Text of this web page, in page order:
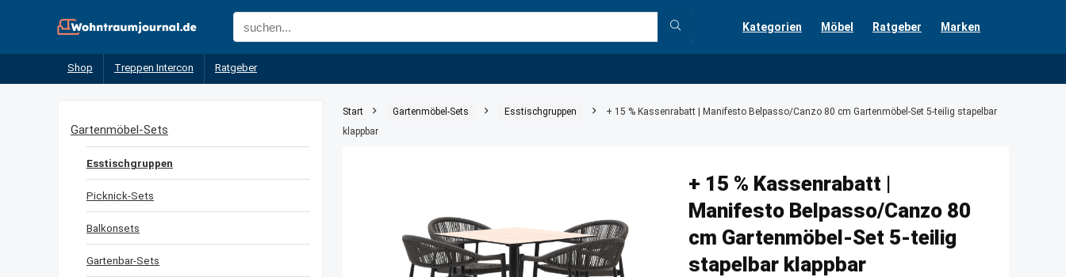
Kategorien Möbel Ratgeber Marken
Shop Treppen Intercon Ratgeber
Start Gartenmöbel-Sets Esstischgruppen
+ 15 % Kassenrabatt | Manifesto Belpasso/Canzo 80 cm Gartenmöbel-Set 5-teilig stapelbar
klappbar
+ 15 % Kassenrabatt |
Manifesto Belpasso/Canzo 80
cm Gartenmöbel-Set 5-teilig
stapelbar klappbar
Gartenmöbel-Sets
Esstischgruppen
Picknick-Sets
Balkonsets
Gartenbar-Sets